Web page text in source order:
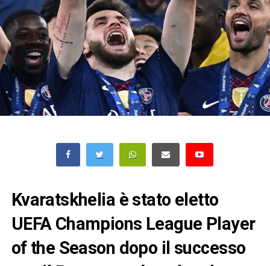
Kvaratskhelia è stato eletto
UEFA Champions League Player
of the Season dopo il successo